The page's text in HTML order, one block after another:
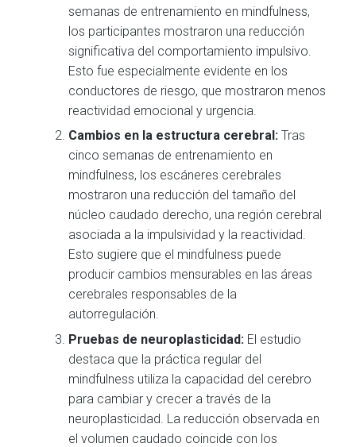
semanas de entrenamiento en mindfulness,
los participantes mostraron una reducción
significativa del comportamiento impulsivo.
Esto fue especialmente evidente en los
conductores de riesgo, que mostraron menos
reactividad emocional y urgencia.
Cambios en la estructura cerebral:Tras
cinco semanas de entrenamiento en
mindfulness, los escáneres cerebrales
mostraron una reducción del tamaño del
núcleo caudado derecho, una región cerebral
asociada a la impulsividad y la reactividad.
Esto sugiere que el mindfulness puede
producir cambios mensurables en las áreas
cerebrales responsables de la
autorregulación.
Pruebas de neuroplasticidad: El estudio
destaca que la práctica regular del
mindfulness utiliza la capacidad del cerebro
para cambiar y crecer a través de la
neuroplasticidad. La reducción observada en
el volumen caudado coincide con los